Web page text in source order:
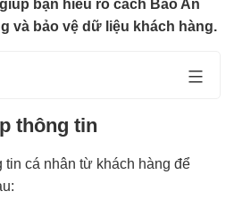
bạn hiểu rõ cách Bảo An
và bảo vệ dữ liệu khách hàng.
thông tin
tin cá nhân từ khách hàng để